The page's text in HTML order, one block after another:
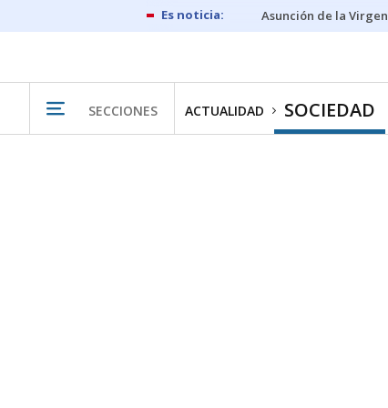
Asunción de la Virgen
SECCIONES ACTUALIDAD SOCIEDAD